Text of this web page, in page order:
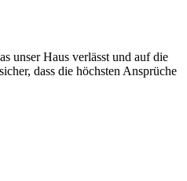
unser Haus verlässt und auf die
dass die höchsten Ansprüche